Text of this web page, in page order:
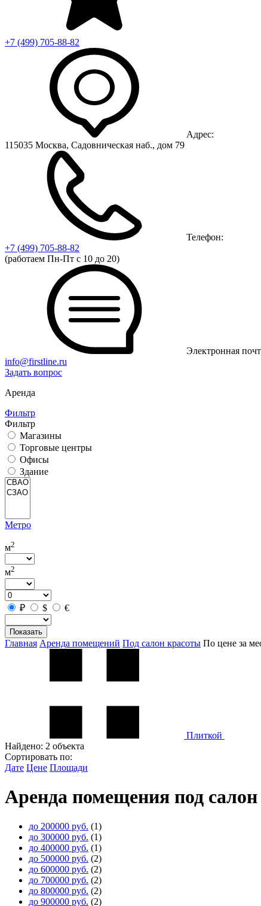
+7 (499) 705-88-82
Адрес:
115035 Москва, Садовническая наб., дом 79
Телефон:
+7 (499) 705-88-82
(работаем Пн-Пт с 10 до 20)
Электронная
info@firstline.ru
Задать вопрос
Аренда
Фильтр
Фильтр
Магазины
Торговые центры
Офисы
Здание
Метро
м2
м2
₽ $ €
Показать
Главная Аренда помещений Под салон красоты По цене за
Плиткой
Найдено: 2 объекта
Сортировать по:
Дате Цене Площади
Аренда помещения под
до 200000 руб. (1)
до 300000 руб. (1)
до 400000 руб. (1)
до 500000 руб. (2)
до 600000 руб. (2)
до 700000 руб. (2)
до 800000 руб. (2)
до 900000 руб. (2)